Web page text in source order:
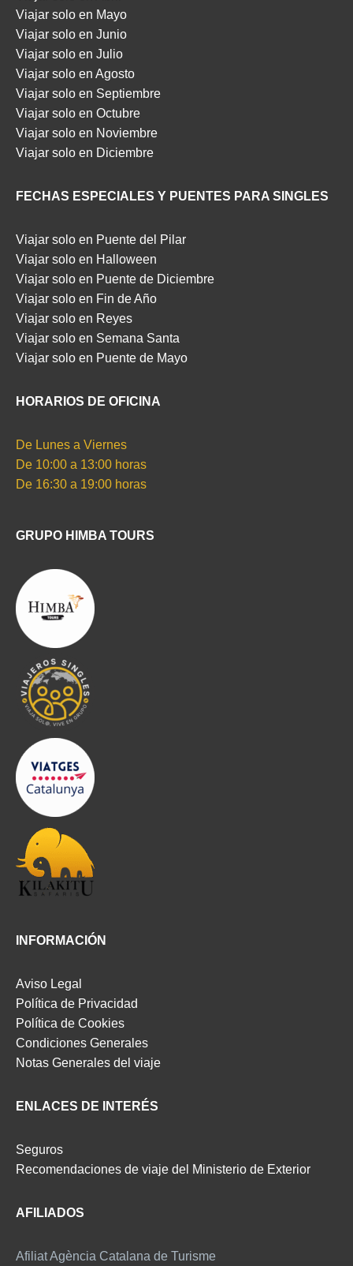
Viajar solo en Mayo
Viajar solo en Junio
Viajar solo en Julio
Viajar solo en Agosto
Viajar solo en Septiembre
Viajar solo en Octubre
Viajar solo en Noviembre
Viajar solo en Diciembre
FECHAS ESPECIALES Y PUENTES PARA SINGLES
Viajar solo en Puente del Pilar
Viajar solo en Halloween
Viajar solo en Puente de Diciembre
Viajar solo en Fin de Año
Viajar solo en Reyes
Viajar solo en Semana Santa
Viajar solo en Puente de Mayo
HORARIOS DE OFICINA
De Lunes a Viernes
De 10:00 a 13:00 horas
De 16:30 a 19:00 horas
GRUPO HIMBA TOURS
INFORMACIÓN
Aviso Legal
Política de Privacidad
Política de Cookies
Condiciones Generales
Notas Generales del viaje
ENLACES DE INTERÉS
Seguros
Recomendaciones de viaje del Ministerio de Exterior
AFILIADOS
Afiliat Agència Catalana de Turisme